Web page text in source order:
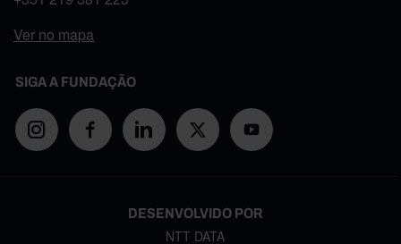
Ver no mapa
SIGA A FUNDAÇÃO
DESENVOLVIDO POR
NTT DATA